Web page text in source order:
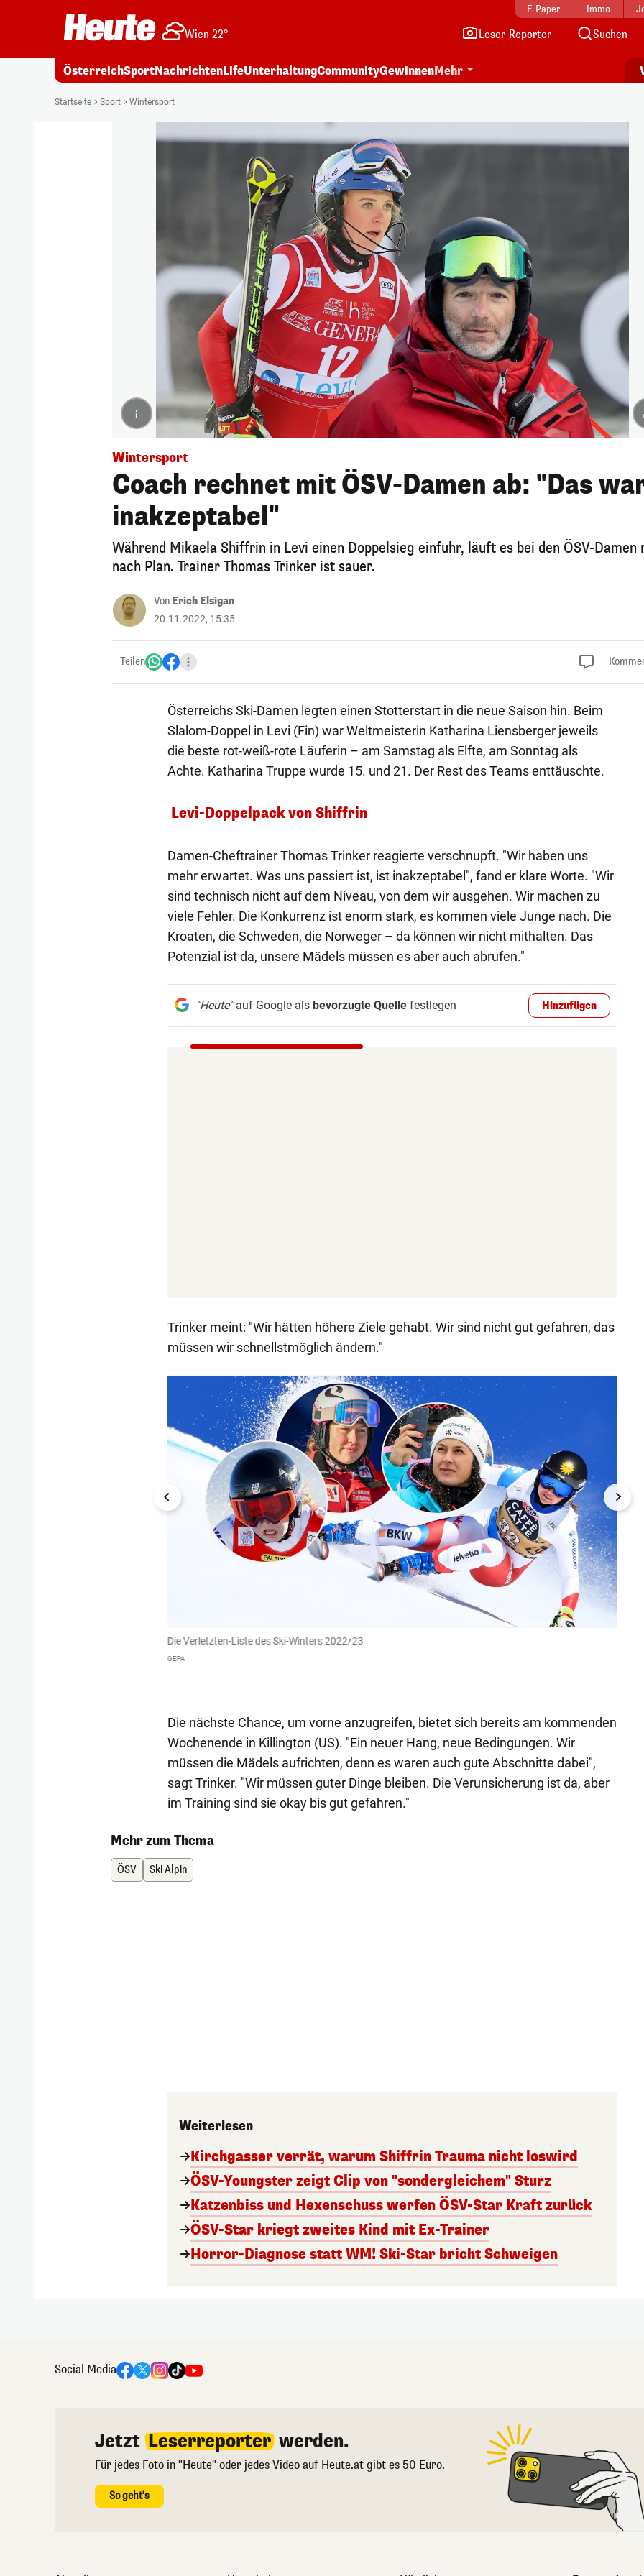
E-Paper Immo
Wien 22° Leser-Reporter Suchen
ÖsterreichSportNachrichtenLifeUnterhaltungCommunityGewinnenMehr
Startseite Sport Wintersport
i
Wintersport
Coach rechnet mit ÖSV-Damen ab: "Das
inakzeptabel"
Während Mikaela Shiffrin in Levi einen Doppelsieg einfuhr, läuft es bei den ÖSV-Damen
nach Plan. Trainer Thomas Trinker ist sauer.
Von Erich Elsigan
20.11.2022, 15:35
Teilen
Österreichs Ski-Damen legten einen Stotterstart in die neue Saison hin. Beim
Slalom-Doppel in Levi (Fin) war Weltmeisterin Katharina Liensberger jeweils
die beste rot-weiß-rote Läuferin – am Samstag als Elfte, am Sonntag als
Achte. Katharina Truppe wurde 15. und 21. Der Rest des Teams enttäuschte.
Levi-Doppelpack von Shiffrin
Damen-Cheftrainer Thomas Trinker reagierte verschnupft. "Wir haben uns
mehr erwartet. Was uns passiert ist, ist inakzeptabel", fand er klare Worte. "Wir
sind technisch nicht auf dem Niveau, von dem wir ausgehen. Wir machen zu
viele Fehler. Die Konkurrenz ist enorm stark, es kommen viele Junge nach. Die
Kroaten, die Schweden, die Norweger – da können wir nicht mithalten. Das
Potenzial ist da, unsere Mädels müssen es aber auch abrufen."
"Heute"auf Google als bevorzugte Quellefestlegen Hinzufügen
Trinker meint: "Wir hätten höhere Ziele gehabt. Wir sind nicht gut gefahren, das
müssen wir schnellstmöglich ändern."
1/16
Die Verletzten-Liste des Ski-Winters 2022/23
GEPA
Die nächste Chance, um vorne anzugreifen, bietet sich bereits am kommenden
Wochenende in Killington (US). "Ein neuer Hang, neue Bedingungen. Wir
müssen die Mädels aufrichten, denn es waren auch gute Abschnitte dabei",
sagt Trinker. "Wir müssen guter Dinge bleiben. Die Verunsicherung ist da, aber
im Training sind sie okay bis gut gefahren."
Mehr zum Thema
ÖSV Ski Alpin
Weiterlesen
Kirchgasser verrät, warum Shiffrin Trauma nicht loswird
ÖSV-Youngster zeigt Clip von "sondergleichem" Sturz
Katzenbiss und Hexenschuss werfen ÖSV-Star Kraft zurück
ÖSV-Star kriegt zweites Kind mit Ex-Trainer
Horror-Diagnose statt WM! Ski-Star bricht Schweigen
Social Media
Jetzt Leserreporter werden.
Für jedes Foto in "Heute" oder jedes Video auf Heute.at gibt es 50 Euro.
So geht's